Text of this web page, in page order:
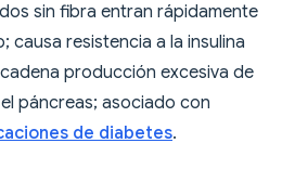
sin fibra entran rápidamente
causa resistencia a la insulina
producción excesiva de
páncreas; asociado con
de diabetes.